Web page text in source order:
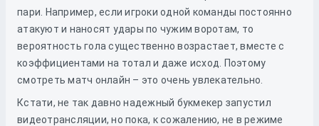
пари. Например, если игроки одной команды постоянно
атакуют и наносят удары по чужим воротам, то
вероятность гола существенно возрастает, вместе с
коэффициентами на тотал и даже исход. Поэтому
смотреть матч онлайн – это очень увлекательно.
Кстати, не так давно надежный букмекер запустил
видеотрансляции, но пока, к сожалению, не в режиме